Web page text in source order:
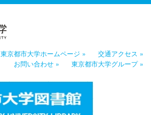
東京都市大学ホームページ »
交通アクセス »
お問い合わせ »
東京都市大学グループ »